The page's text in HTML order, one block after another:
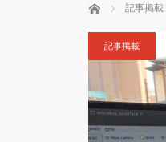
ホーム 記事掲載
記事掲載